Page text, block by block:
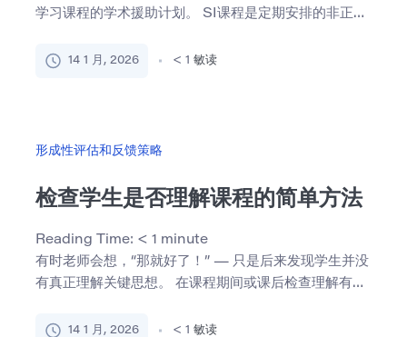
学习课程的学术援助计划。 SI课程是定期安排的非正式
14 1 月, 2026 < 1 敏读
形成性评估和反馈策略
检查学生是否理解课程的简单方法
Reading Time: < 1 minute
有时老师会想，“那就好了！” — 只是后来发现学生并没
有真正理解关键思想。 在课程期间或课后检查理解有助
14 1 月, 2026 < 1 敏读